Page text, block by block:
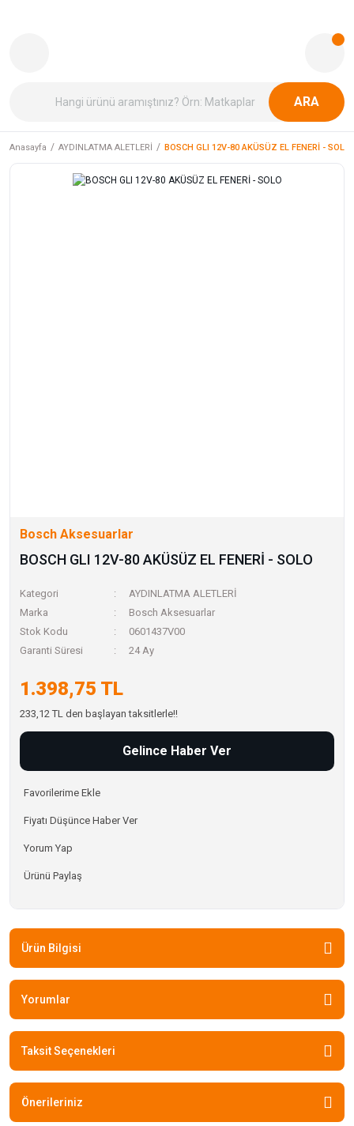
ARA
Anasayfa AYDINLATMA ALETLERİ BOSCH GLI 12V-80 AKÜSÜZ EL FENERİ - SOLO
Bosch Aksesuarlar
BOSCH GLI 12V-80 AKÜSÜZ EL FENERİ - SOLO
Kategori
AYDINLATMA ALETLERİ
Marka
Bosch Aksesuarlar
Stok Kodu
0601437V00
Garanti Süresi
24 Ay
1.398,75 TL
233,12 TL den başlayan taksitlerle!!
Gelince Haber Ver
Fiyatı Düşünce Haber Ver
Yorum Yap
Ürünü Paylaş
Ürün Bilgisi
Yorumlar
Taksit Seçenekleri
Önerileriniz